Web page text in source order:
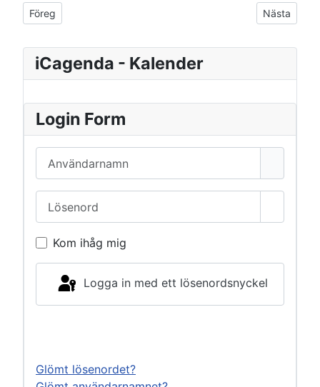
Föregående artikel: Landsbygdens dag i Lundby loge 2021
Föreg Nästa
Nästa
iCagenda - Kalender
Login Form
Kom ihåg mig
Logga in med ett lösenordsnyckel
Glömt lösenordet?